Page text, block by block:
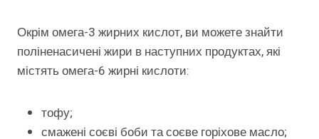
Окрім омега-3 жирних кислот, ви можете знайти
поліненасичені жири в наступних продуктах, які
містять омега-6 жирні кислоти:
тофу;
смажені соєві боби та соєве горіхове масло;